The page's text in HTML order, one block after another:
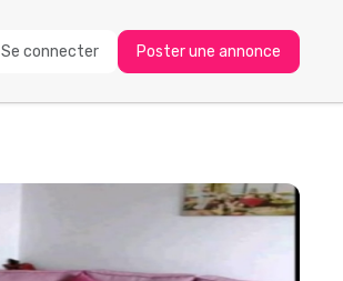
Se connecter Poster une annonce